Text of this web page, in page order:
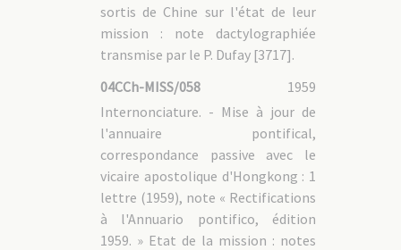
sortis de Chine sur l'état de leur
mission : note dactylographiée
transmise par le P. Dufay [3717].
04CCh-MISS/058
1959
Internonciature. - Mise à jour de
l'annuaire pontifical,
correspondance passive avec le
vicaire apostolique d'Hongkong : 1
lettre (1959), note « Rectifications
à l'Annuario pontifico, édition
1959. » Etat de la mission : notes